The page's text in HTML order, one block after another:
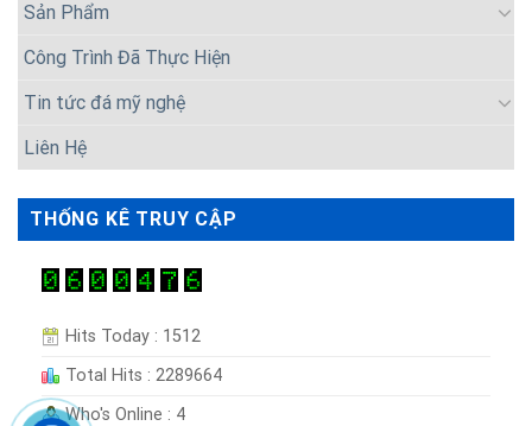
Sản Phẩm
Công Trình Đã Thực Hiện
Tin tức đá mỹ nghệ
Liên Hệ
THỐNG KÊ TRUY CẬP
Hits Today : 1512
Total Hits : 2289664
Who's Online : 4